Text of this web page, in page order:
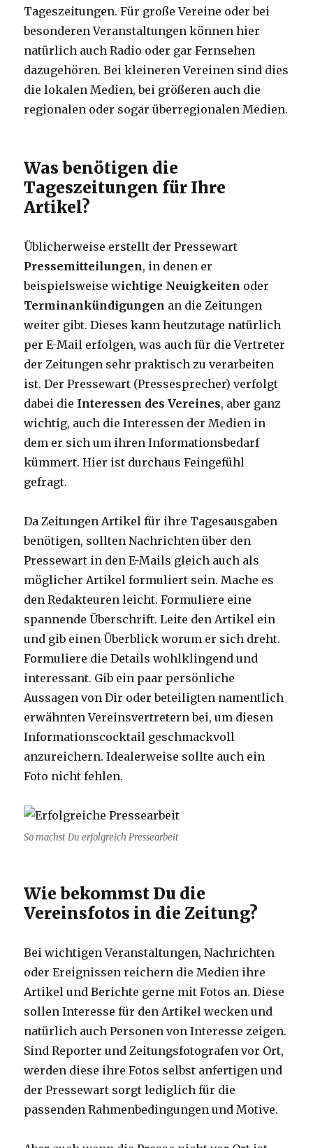
Tageszeitungen. Für große Vereine oder bei
besonderen Veranstaltungen können hier
natürlich auch Radio oder gar Fernsehen
dazugehören. Bei kleineren Vereinen sind dies
die lokalen Medien, bei größeren auch die
regionalen oder sogar überregionalen Medien.
Was benötigen die
Tageszeitungen für Ihre
Artikel?
Üblicherweise erstellt der Pressewart
Pressemitteilungen, in denen er
beispielsweise wichtige Neuigkeiten oder
Terminankündigungen an die Zeitungen
weiter gibt. Dieses kann heutzutage natürlich
per E-Mail erfolgen, was auch für die Vertreter
der Zeitungen sehr praktisch zu verarbeiten
ist. Der Pressewart (Pressesprecher) verfolgt
dabei die Interessen des Vereines, aber ganz
wichtig, auch die Interessen der Medien in
dem er sich um ihren Informationsbedarf
kümmert. Hier ist durchaus Feingefühl
gefragt.
Da Zeitungen Artikel für ihre Tagesausgaben
benötigen, sollten Nachrichten über den
Pressewart in den E-Mails gleich auch als
möglicher Artikel formuliert sein. Mache es
den Redakteuren leicht. Formuliere eine
spannende Überschrift. Leite den Artikel ein
und gib einen Überblick worum er sich dreht.
Formuliere die Details wohlklingend und
interessant. Gib ein paar persönliche
Aussagen von Dir oder beteiligten namentlich
erwähnten Vereinsvertretern bei, um diesen
Informationscocktail geschmackvoll
anzureichern. Idealerweise sollte auch ein
Foto nicht fehlen.
So machst Du erfolgreich Pressearbeit
Wie bekommst Du die
Vereinsfotos in die Zeitung?
Bei wichtigen Veranstaltungen, Nachrichten
oder Ereignissen reichern die Medien ihre
Artikel und Berichte gerne mit Fotos an. Diese
sollen Interesse für den Artikel wecken und
natürlich auch Personen von Interesse zeigen.
Sind Reporter und Zeitungsfotografen vor Ort,
werden diese ihre Fotos selbst anfertigen und
der Pressewart sorgt lediglich für die
passenden Rahmenbedingungen und Motive.